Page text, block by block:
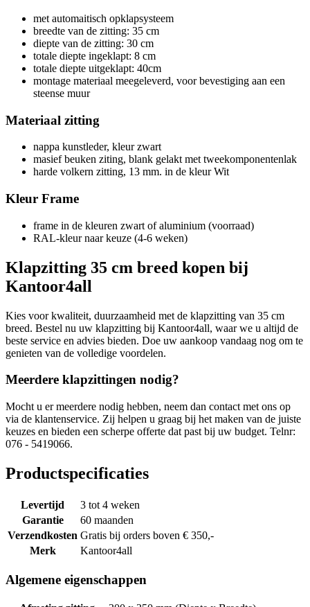
met automaitisch opklapsysteem
breedte van de zitting: 35 cm
diepte van de zitting: 30 cm
totale diepte ingeklapt: 8 cm
totale diepte uitgeklapt: 40cm
montage materiaal meegeleverd, voor bevestiging aan een
steense muur
Materiaal zitting
nappa kunstleder, kleur zwart
masief beuken ziting, blank gelakt met tweekomponentenlak
harde volkern zitting, 13 mm. in de kleur Wit
Kleur Frame
frame in de kleuren zwart of aluminium (voorraad)
RAL-kleur naar keuze (4-6 weken)
Klapzitting 35 cm breed kopen bij
Kantoor4all
Kies voor kwaliteit, duurzaamheid met de klapzitting van 35 cm
breed. Bestel nu uw klapzitting bij Kantoor4all, waar we u altijd de
beste service en advies bieden. Doe uw aankoop vandaag nog om te
genieten van de volledige voordelen.
Meerdere klapzittingen nodig?
Mocht u er meerdere nodig hebben, neem dan contact met ons op
via de klantenservice. Zij helpen u graag bij het maken van de juiste
keuzes en bieden een scherpe offerte dat past bij uw budget. Telnr:
076 - 5419066.
Productspecificaties
Levertijd
3 tot 4 weken
Garantie
60 maanden
Verzendkosten Gratis bij orders boven € 350,-
Merk
Kantoor4all
Algemene eigenschappen